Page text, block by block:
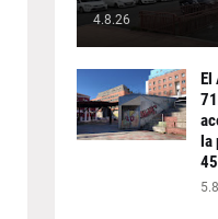
4.8.26
El
la